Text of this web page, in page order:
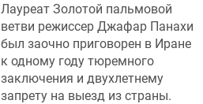
Лауреат Золотой пальмовой
ветви режиссер Джафар Панахи
был заочно приговорен в Иране
к одному году тюремного
заключения и двухлетнему
запрету на выезд из страны.